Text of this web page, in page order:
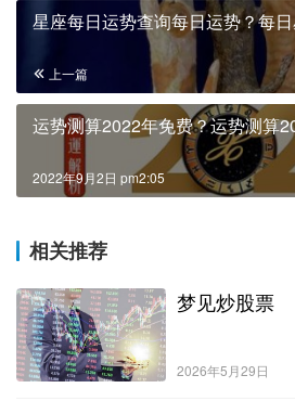
星座每日运势查询每日运势？每日
上一篇
运势测算2022年免费？运势测算
2022年9月2日 pm2:05
相关推荐
梦见炒股票
2026年5月29日